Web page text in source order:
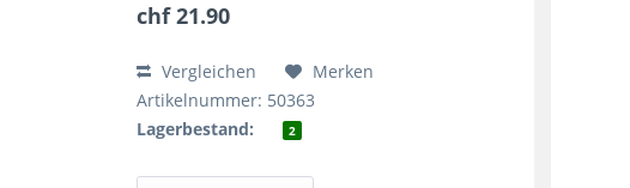
chf 21.90
Vergleichen
Merken
Artikelnummer: 50363
Lagerbestand:
2